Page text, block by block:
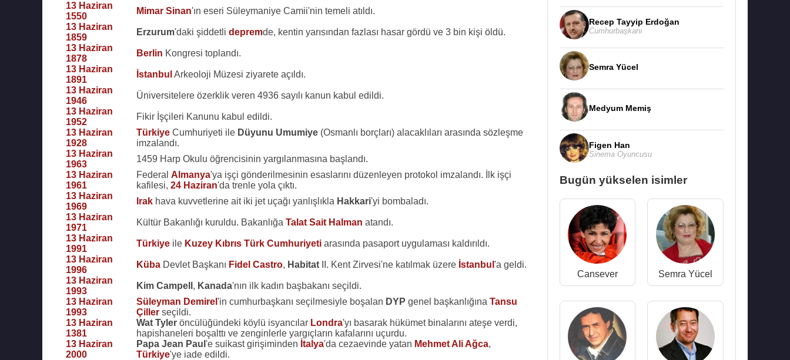
13 Haziran
1550
Mimar Sinan'ın eseri Süleymaniye Camii'nin temeli atıldı.
13 Haziran
1859
Erzurum'daki şiddetli depremde, kentin yarısından fazlası hasar gördü ve 3 bin kişi öldü.
13 Haziran
1878
Berlin Kongresi toplandı.
13 Haziran
1891
İstanbul Arkeoloji Müzesi ziyarete açıldı.
13 Haziran
1946
Üniversitelere özerklik veren 4936 sayılı kanun kabul edildi.
13 Haziran
1952
Fikir İşçileri Kanunu kabul edildi.
13 Haziran
1928
TürkiyeCumhuriyeti ile Düyunu Umumiye(Osmanlı borçları) alacaklıları arasında sözleşme
imzalandı.
13 Haziran
1963
1459 Harp Okulu öğrencisinin yargılanmasına başlandı.
13 Haziran
1961
Federal Almanya'ya işçi gönderilmesinin esaslarını düzenleyen protokol imzalandı. İlk işçi
kafilesi, 24 Haziran'da trenle yola çıktı.
13 Haziran
1969
Irakhava kuvvetlerine ait iki jet uçağı yanlışlıkla Hakkari'yi bombaladı.
13 Haziran
1971
Kültür Bakanlığı kuruldu. Bakanlığa Talat Sait Halman atandı.
13 Haziran
1991
Türkiyeile Kuzey Kıbrıs Türk Cumhuriyetiarasında pasaport uygulaması kaldırıldı.
13 Haziran
1996
KübaDevlet Başkanı Fidel Castro, HabitatII. Kent Zirvesi'ne katılmak üzere İstanbul 'a geldi.
13 Haziran
1993
Kim Campell , Kanada'nın ilk kadın başbakanı seçildi.
13 Haziran
1993
Süleyman Demirel 'in cumhurbaşkanı seçilmesiyle boşalan DYP genel başkanlığına Tansu
Çillerseçildi.
13 Haziran
1381
Wat Tyleröncülüğündeki köylü isyancılar Londra'yı basarak hükümet binalarını ateşe verdi,
hapishaneleri boşalttı ve zenginlerle yargıçların kafalarını uçurdu.
13 Haziran
2000
Papa Jean Paul 'e suikast girişiminden İtalya'da cezaevinde yatan Mehmet Ali Ağca,
Türkiye'ye iade edildi.
Recep Tayyip Erdoğan
Cumhurbaşkanı
Semra Yücel
Medyum Memiş
Figen Han
Sinema Oyuncusu
Bugün yükselen isimler
Cansever Semra Yücel